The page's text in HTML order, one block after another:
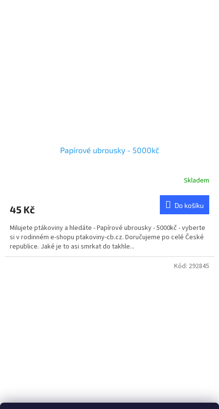
Papírové ubrousky - 5000kč
je
z
5
hvězdiček.
Skladem
45 Kč Do košíku
Milujete ptákoviny a hledáte - Papírové ubrousky - 5000kč - vyberte
si v rodinném e-shopu ptakoviny-cb.cz. Doručujeme po celé České
republice. Jaké je to asi smrkat do takhle...
Kód: 292845